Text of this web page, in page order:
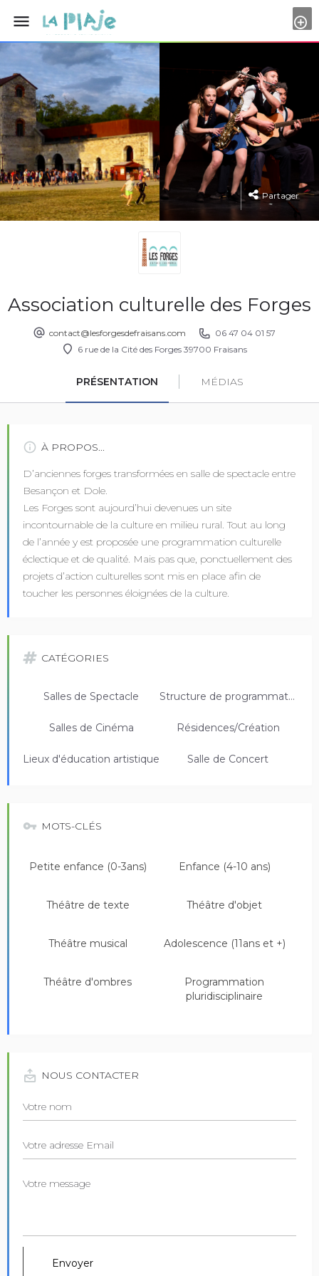
menu
Partager
Association culturelle des Forges
contact@lesforgesdefraisans.com
06 47 04 01 57
6 rue de la Cité des Forges 39700 Fraisans
PRÉSENTATION MÉDIAS
À PROPOS...
D’anciennes forges transformées en salle de spectacle entre
Besançon et Dole.
Les Forges sont aujourd’hui devenues un site
incontournable de la culture en milieu rural. Tout au long
de l’année y est proposée une programmation culturelle
éclectique et de qualité. Mais pas que, ponctuellement des
projets d’action culturelles sont mis en place afin de
toucher les personnes éloignées de la culture.
CATÉGORIES
Salles de Spectacle Structure de programmation
Salles de Cinéma Résidences/Création
Lieux d'éducation artistique Salle de Concert
MOTS-CLÉS
Petite enfance (0-3ans) Enfance (4-10 ans)
Théâtre de texte Théâtre d'objet
Théâtre musical Adolescence (11ans et +)
Théâtre d'ombres
Programmation
pluridisciplinaire
NOUS CONTACTER